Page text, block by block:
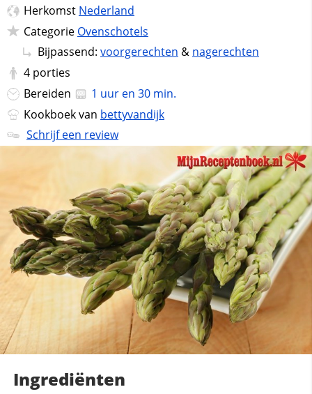
Herkomst Nederland
Categorie Ovenschotels
Bijpassend: voorgerechten & nagerechten
4 porties
Bereiden
1 uur en 30 min.
Kookboek van bettyvandijk
Schrijf een review
Ingrediënten